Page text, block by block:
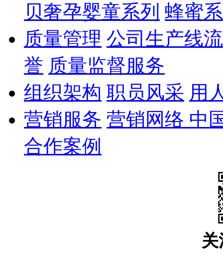
贝奢孕婴童系列 蜂蜜
质量管理 公司生产线
誉 质量监督服务
组织架构 职员风采 用
营销服务 营销网络 中
合作案例
关